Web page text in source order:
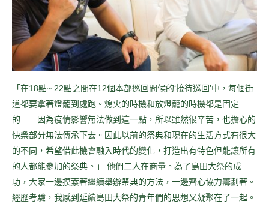
「在18點~ 22點之間在12個本部巡回問候的‘接待巡回’中，每個街
道都要拿著燈籠到處跑。熄火的時機和放燈籠的時機都是固定
的……因為疫情影響無法做到這一點，所以雖然很辛苦，也擔心的
快樂部分無法傳承下去。因此以前的祭典和現在的生活方式有很大
的不同，希望借此機會融入時代的變化，打造出有特色但能讓所有
的人都能參加的祭典。」 他們二人在商量。為了島田大祭的成
功，大家一邊摸索著繼續舉辦祭典的方法，一邊齊心協力籌劃著。
經歷考驗，我感到延續島田大祭的青年們的思想又凝聚在了一起。